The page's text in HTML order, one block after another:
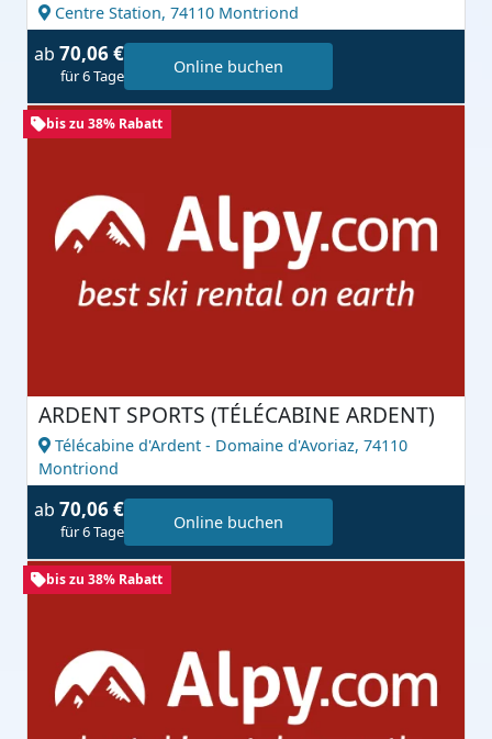
Centre Station, 74110 Montriond
ab 70,06 €
für 6 Tage Online buchen
bis zu 38% Rabatt
ARDENT SPORTS (TÉLÉCABINE ARDENT)
Télécabine d'Ardent - Domaine d'Avoriaz, 74110
Montriond
ab 70,06 €
für 6 Tage Online buchen
bis zu 38% Rabatt